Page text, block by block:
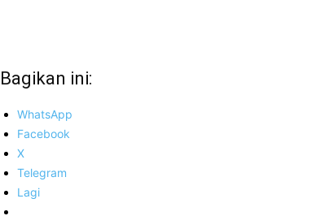
Bagikan ini:
WhatsApp
Facebook
X
Telegram
Lagi